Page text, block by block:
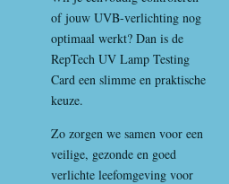
of jouw UVB-verlichting nog
optimaal werkt? Dan is de
RepTech UV Lamp Testing
Card een slimme en praktische
keuze.
Zo zorgen we samen voor een
veilige, gezonde en goed
verlichte leefomgeving voor